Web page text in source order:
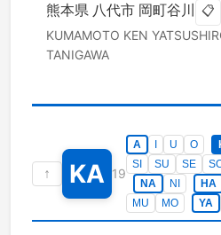
熊本県 八代市 岡町谷川 📋
KUMAMOTO KEN
TANIGAWA
↑ KA 19
A U O
SI
SU SE
NA
NI HA
MU
MO YA